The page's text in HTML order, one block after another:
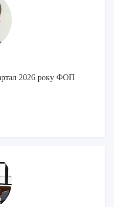
2026 року ФОП